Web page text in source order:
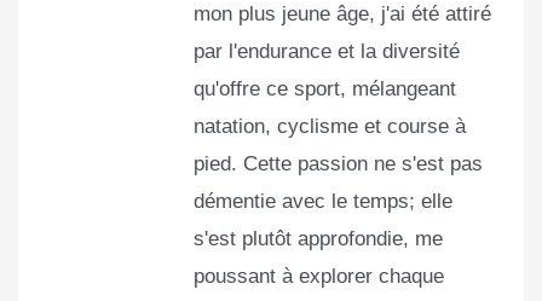
mon plus jeune âge, j'ai été attiré
par l'endurance et la diversité
qu'offre ce sport, mélangeant
natation, cyclisme et course à
pied. Cette passion ne s'est pas
démentie avec le temps; elle
s'est plutôt approfondie, me
poussant à explorer chaque